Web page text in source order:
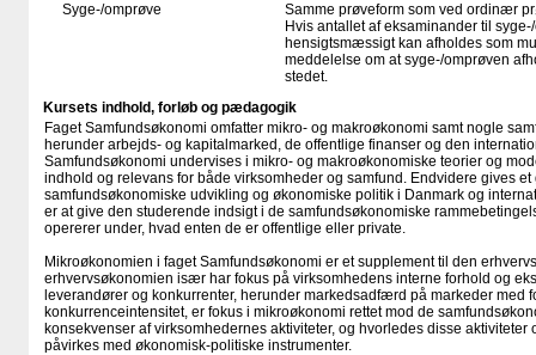
Syge-/omprøve
Samme prøveform som ved ordinær
Hvis antallet af eksaminander til
hensigtsmæssigt kan afholdes som
meddelelse om at syge-/omprøven
stedet.
Kursets indhold, forløb og pædagogik
Faget Samfundsøkonomi omfatter mikro- og makroøkonomi samt nogle
herunder arbejds- og kapitalmarked, de offentlige finanser og den
Samfundsøkonomi undervises i mikro- og makroøkonomiske teorier og
indhold og relevans for både virksomheder og samfund. Endvidere gives
samfundsøkonomiske udvikling og økonomiske politik i Danmark og
er at give den studerende indsigt i de samfundsøkonomiske
opererer under, hvad enten de er offentlige eller private.
Mikroøkonomien i faget Samfundsøkonomi er et supplement til den
erhvervsøkonomien især har fokus på virksomhedens interne forhold og
leverandører og konkurrenter, herunder markedsadfærd på markeder med
konkurrenceintensitet, er fokus i mikroøkonomi rettet mod de
konsekvenser af virksomhedernes aktiviteter, og hvorledes disse
påvirkes med økonomisk-politiske instrumenter.